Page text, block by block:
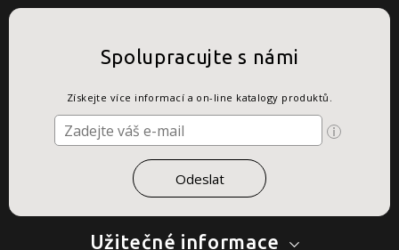
Užitečné informace
Spolupracujte s námi
Získejte více informací a on-line katalogy produktů.